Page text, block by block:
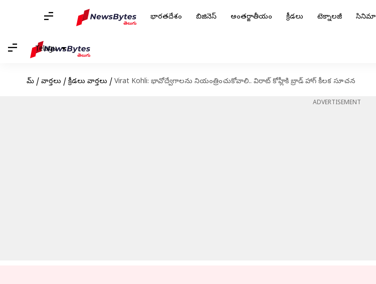
భారతదేశం బిజినెస్ అంతర్జాతీయం క్రీడలు టెక్నాలజీ సినిమా
Telugu
హోమ్ / వార్తలు / క్రీడలు వార్తలు / Virat Kohli: భావోద్వేగాలను నియంత్రించుకోవాలి.. విరాట్ కోహ్లీకి బ్రాడ్ హాగ్ కీలక సూచన
ADVERTISEMENT